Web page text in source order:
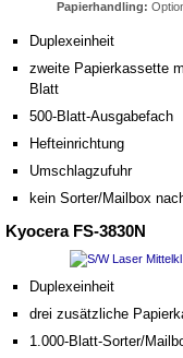
Papierhandling:
Duplexeinheit
zweite Papierkassette
Blatt
500-Blatt-Ausgabefach
Hefteinrichtung
Umschlagzufuhr
kein Sorter/Mailbox
Kyocera FS-3830N
Duplexeinheit
drei zusätzliche
1.000-Blatt-Sorter/